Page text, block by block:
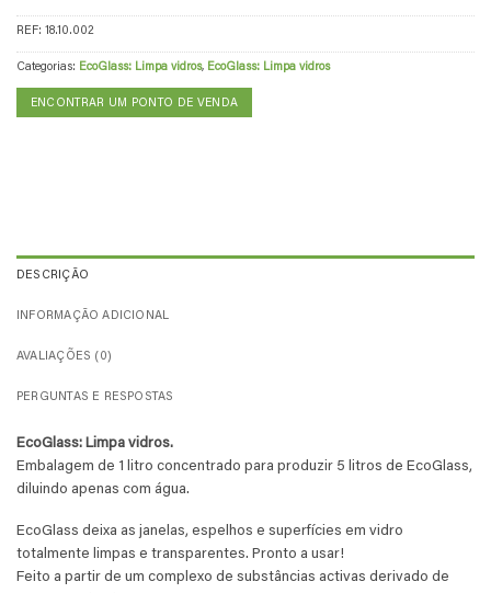
REF: 18.10.002
Categorias: EcoGlass: Limpa vidros, EcoGlass: Limpa vidros
ENCONTRAR UM PONTO DE VENDA
DESCRIÇÃO
INFORMAÇÃO ADICIONAL
AVALIAÇÕES (0)
PERGUNTAS E RESPOSTAS
EcoGlass: Limpa vidros.
Embalagem de 1 litro concentrado para produzir 5 litros de EcoGlass,
diluindo apenas com água.
EcoGlass deixa as janelas, espelhos e superfícies em vidro
totalmente limpas e transparentes. Pronto a usar!
Feito a partir de um complexo de substâncias activas derivado de